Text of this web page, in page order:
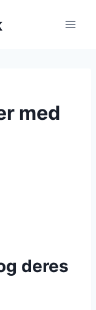
med
deres